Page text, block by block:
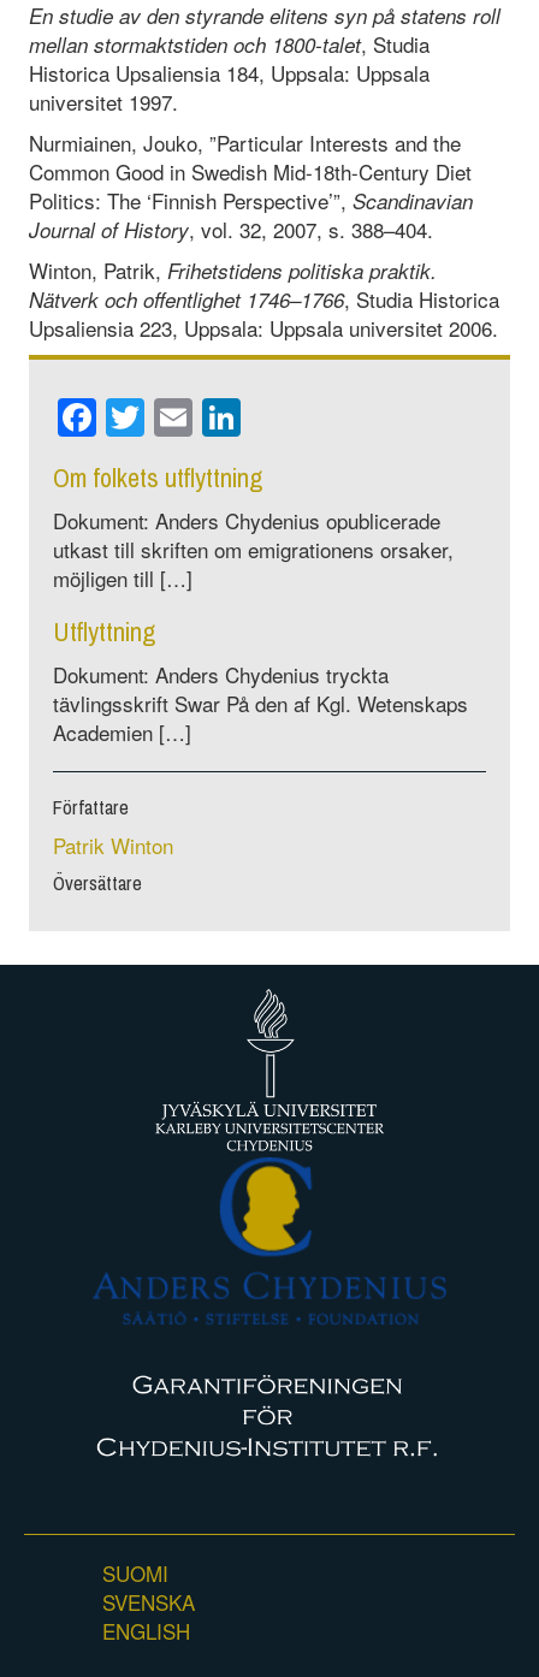
En studie av den styrande elitens syn påstatens roll
mellan stormaktstiden och 1800-talet, Studia
Historica Upsaliensia 184, Uppsala: Uppsala
universitet 1997.
Nurmiainen, Jouko, ”Particular Interests and the
Common Good in Swedish Mid-18th-Century Diet
Politics: The ‘Finnish Perspective’”, Scandinavian
Journal of History, vol. 32, 2007, s. 388–404.
Winton, Patrik, Frihetstidens politiska praktik.
Nätverk och offentlighet 1746–1766, Studia Historica
Upsaliensia 223, Uppsala: Uppsala universitet 2006.
Facebook
Twitter
EmailLinkedIn
Om folkets utflyttning
Dokument: Anders Chydenius opublicerade
utkast till skriften om emigrationens orsaker,
möjligen till […]
Utflyttning
Dokument: Anders Chydenius tryckta
tävlingsskrift Swar På den af Kgl. Wetenskaps
Academien […]
Författare
Patrik Winton
Översättare
SUOMI
SVENSKA
ENGLISH